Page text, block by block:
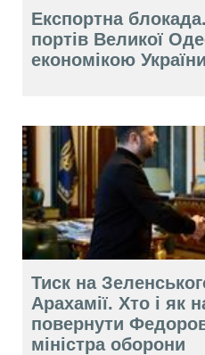
Експортна
портів Великої
економікою
Тиск на
Арахамії. Хто і як
повернути
міністра оборони